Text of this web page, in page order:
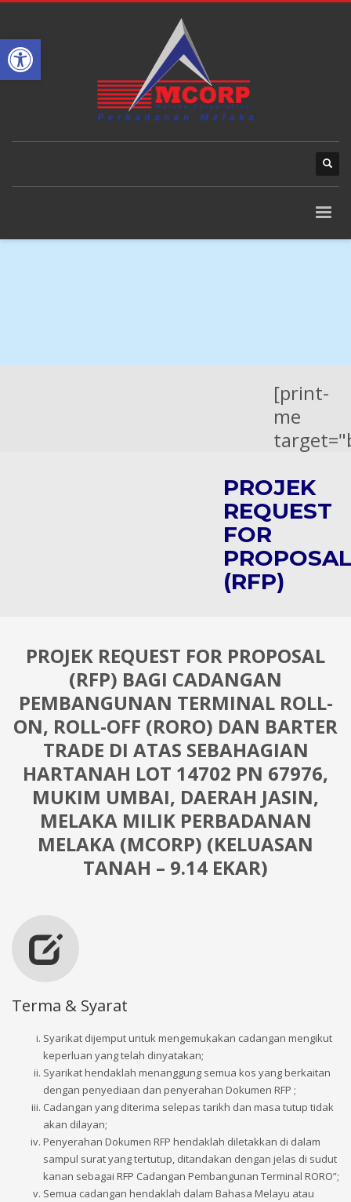
Open toolbar
[print-
me
PROJEK
REQUEST
FOR
PROPOSAL
(RFP)
PROJEK REQUEST FOR PROPOSAL
(RFP) BAGI CADANGAN
PEMBANGUNAN TERMINAL ROLL-
ON, ROLL-OFF (RORO) DAN BARTER
TRADE DI ATAS SEBAHAGIAN
HARTANAH LOT 14702 PN 67976,
MUKIM UMBAI, DAERAH JASIN,
MELAKA MILIK PERBADANAN
MELAKA (MCORP) (KELUASAN
TANAH – 9.14 EKAR)
Terma & Syarat
Syarikat dijemput untuk mengemukakan cadangan mengikut
keperluan yang telah dinyatakan;
Syarikat hendaklah menanggung semua kos yang berkaitan
dengan penyediaan dan penyerahan Dokumen RFP ;
Cadangan yang diterima selepas tarikh dan masa tutup tidak
akan dilayan;
Penyerahan Dokumen RFP hendaklah diletakkan di dalam
sampul surat yang tertutup, ditandakan dengan jelas di sudut
kanan sebagai RFP Cadangan Pembangunan Terminal RORO”;
Semua cadangan hendaklah dalam Bahasa Melayu atau